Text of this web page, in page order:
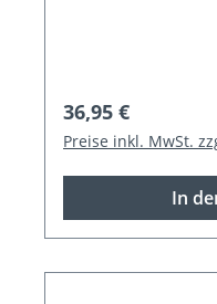
Regulärer Preis:
36,95 €
Preise inkl. MwSt.
In